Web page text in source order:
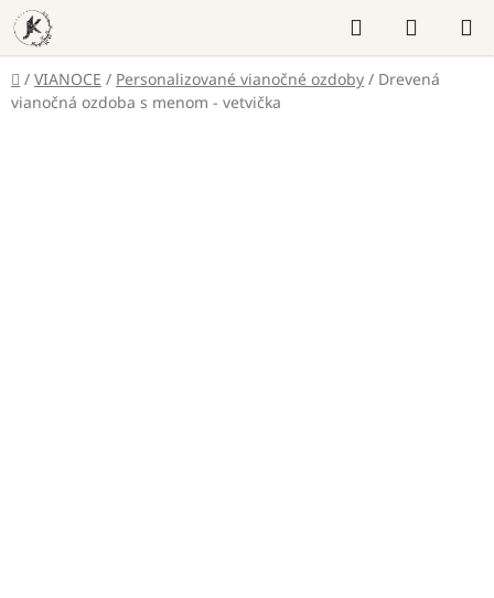
Prejsť
na
obsah
Hľadať
KOŠÍK
Domov
/ VIANOCE / Personalizované vianočné ozdoby / Drevená
vianočná ozdoba s menom - vetvička